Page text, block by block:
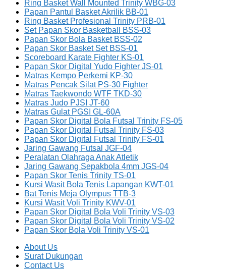
Ring Basket Wall Mounted Trinity WBG-03
Papan Pantul Basket Akrilik BB-01
Ring Basket Profesional Trinity PRB-01
Set Papan Skor Basketball BSS-03
Papan Skor Bola Basket BSS-02
Papan Skor Basket Set BSS-01
Scoreboard Karate Fighter KS-01
Papan Skor Digital Yudo Fighter JS-01
Matras Kempo Perkemi KP-30
Matras Pencak Silat PS-30 Fighter
Matras Taekwondo WTF TKD-30
Matras Judo PJSI JT-60
Matras Gulat PGSI GL-60A
Papan Skor Digital Bola Futsal Trinity FS-05
Papan Skor Digital Futsal Trinity FS-03
Papan Skor Digital Futsal Trinity FS-01
Jaring Gawang Futsal JGF-04
Peralatan Olahraga Anak Atletik
Jaring Gawang Sepakbola 4mm JGS-04
Papan Skor Tenis Trinity TS-01
Kursi Wasit Bola Tenis Lapangan KWT-01
Bat Tenis Meja Olympus TTB-3
Kursi Wasit Voli Trinity KWV-01
Papan Skor Digital Bola Voli Trinity VS-03
Papan Skor Digital Bola Voli Trinity VS-02
Papan Skor Bola Voli Trinity VS-01
About Us
Surat Dukungan
Contact Us